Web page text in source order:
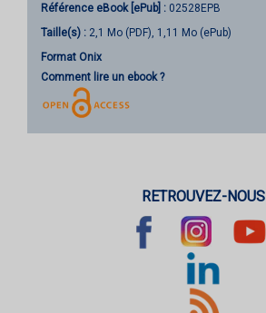
Référence eBook [ePub] : 02528EPB
Taille(s) : 2,1 Mo (PDF), 1,11 Mo (ePub)
Format Onix
Comment lire un ebook ?
RETROUVEZ-NOUS